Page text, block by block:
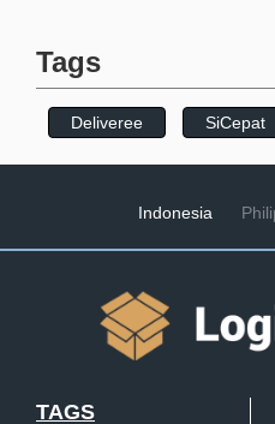
Tags
Deliveree SiCepat
Indonesia
TAGS